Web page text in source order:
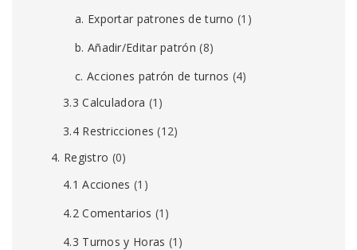
a. Exportar patrones de turno (1)
b. Añadir/Editar patrón (8)
c. Acciones patrón de turnos (4)
3.3 Calculadora (1)
3.4 Restricciones (12)
4. Registro (0)
4.1 Acciones (1)
4.2 Comentarios (1)
4.3 Turnos y Horas (1)